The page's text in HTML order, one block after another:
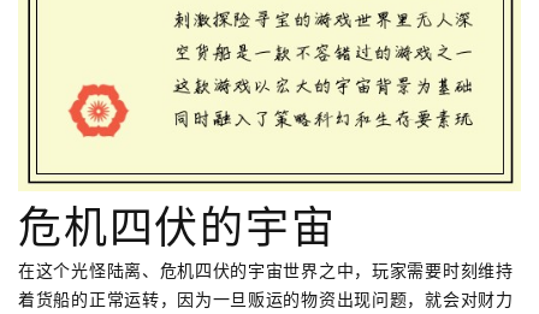
危机四伏的宇宙
在这个光怪陆离、危机四伏的宇宙世界之中，玩家需要时刻维持
着货船的正常运转，因为一旦贩运的物资出现问题，就会对财力